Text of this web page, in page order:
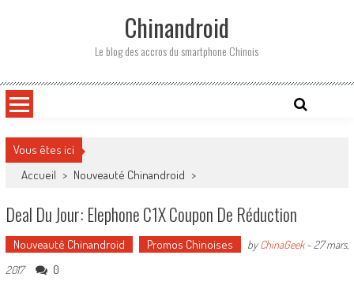
Chinandroid
Le blog des accros du smartphone Chinois
Vous êtes ici
Accueil > Nouveauté Chinandroid >
Deal Du Jour: Elephone C1X Coupon De Réduction
Nouveauté Chinandroid Promos Chinoises byChinaGeek- 27 mars,
2017
0